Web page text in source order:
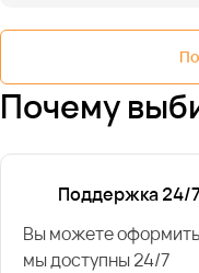
Почему
Поддержка 24/7
Вы можете
мы доступны 24/7